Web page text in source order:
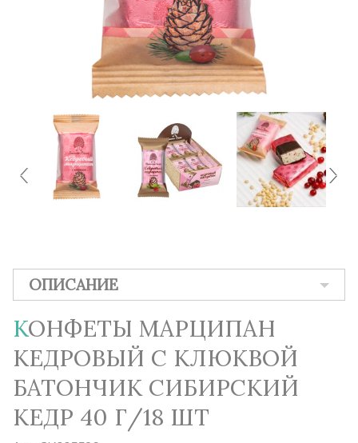
ОПИСАНИЕ
КОНФЕТЫ МАРЦИПАН
КЕДРОВЫЙ С КЛЮКВОЙ
БАТОНЧИК СИБИРСКИЙ
КЕДР 40 Г/18 ШТ